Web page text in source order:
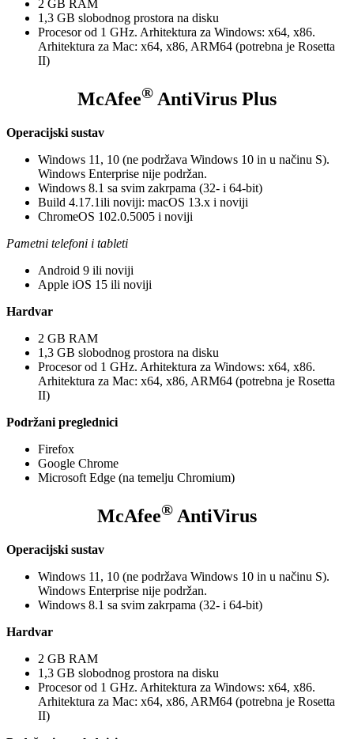
2 GB RAM
1,3 GB slobodnog prostora na disku
Procesor od 1 GHz. Arhitektura za Windows: x64, x86.
Arhitektura za Mac: x64, x86, ARM64 (potrebna je Rosetta
II)
McAfee® AntiVirus Plus
Operacijski sustav
Windows 11, 10 (ne podržava Windows 10 in u načinu S).
Windows Enterprise nije podržan.
Windows 8.1 sa svim zakrpama (32- i 64-bit)
Build 4.17.1ili noviji: macOS 13.x i noviji
ChromeOS 102.0.5005 i noviji
Pametni telefoni i tableti
Android 9 ili noviji
Apple iOS 15 ili noviji
Hardvar
2 GB RAM
1,3 GB slobodnog prostora na disku
Procesor od 1 GHz. Arhitektura za Windows: x64, x86.
Arhitektura za Mac: x64, x86, ARM64 (potrebna je Rosetta
II)
Podržani preglednici
Firefox
Google Chrome
Microsoft Edge (na temelju Chromium)
McAfee® AntiVirus
Operacijski sustav
Windows 11, 10 (ne podržava Windows 10 in u načinu S).
Windows Enterprise nije podržan.
Windows 8.1 sa svim zakrpama (32- i 64-bit)
Hardvar
2 GB RAM
1,3 GB slobodnog prostora na disku
Procesor od 1 GHz. Arhitektura za Windows: x64, x86.
Arhitektura za Mac: x64, x86, ARM64 (potrebna je Rosetta
II)